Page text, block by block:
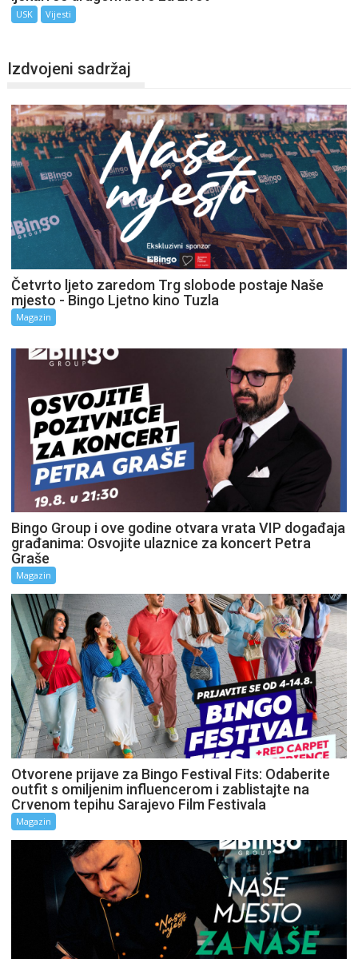
USK Vijesti
Izdvojeni sadržaj
Četvrto ljeto zaredom Trg slobode postaje Naše
mjesto - Bingo Ljetno kino Tuzla
Magazin
Bingo Group i ove godine otvara vrata VIP događaja
građanima: Osvojite ulaznice za koncert Petra
Graše
Magazin
Otvorene prijave za Bingo Festival Fits: Odaberite
outfit s omiljenim influencerom i zablistajte na
Crvenom tepihu Sarajevo Film Festivala
Magazin